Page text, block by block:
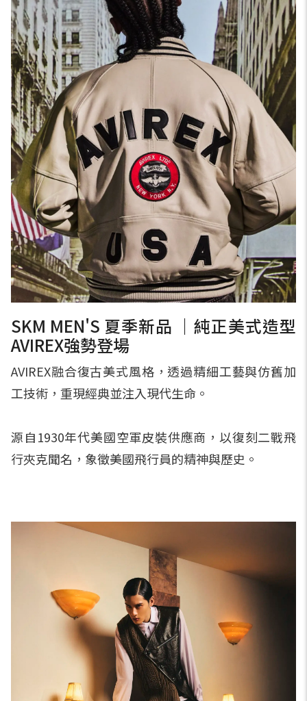
SKM MEN'S 夏季新品 ｜純正美式造型
AVIREX強勢登場
AVIREX融合復古美式風格，透過精細工藝與仿舊加
工技術，重現經典並注入現代生命。
源自1930年代美國空軍皮裝供應商，以復刻二戰飛
行夾克聞名，象徵美國飛行員的精神與歷史。